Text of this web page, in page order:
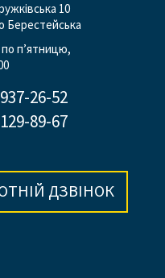
10
Берестейська
по п’ятницю,
26-52
89-67
ДЗВІНОК